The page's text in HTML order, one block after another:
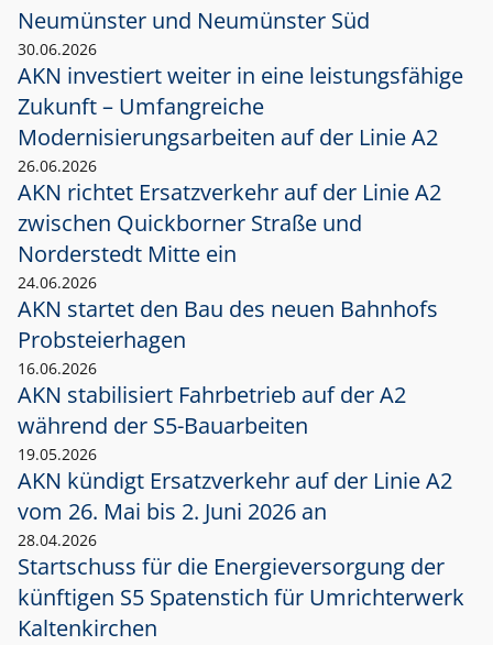
Neumünster und Neumünster Süd
30.06.2026
AKN investiert weiter in eine leistungsfähige
Zukunft – Umfangreiche
Modernisierungsarbeiten auf der Linie A2
26.06.2026
AKN richtet Ersatzverkehr auf der Linie A2
zwischen Quickborner Straße und
Norderstedt Mitte ein
24.06.2026
AKN startet den Bau des neuen Bahnhofs
Probsteierhagen
16.06.2026
AKN stabilisiert Fahrbetrieb auf der A2
während der S5-Bauarbeiten
19.05.2026
AKN kündigt Ersatzverkehr auf der Linie A2
vom 26. Mai bis 2. Juni 2026 an
28.04.2026
Startschuss für die Energieversorgung der
künftigen S5 Spatenstich für Umrichterwerk
Kaltenkirchen